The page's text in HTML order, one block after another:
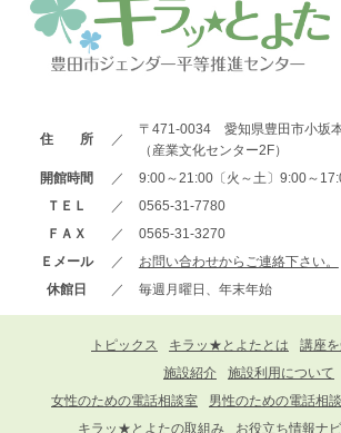
住 所 ／
〒471-0034 愛知県豊田市小坂
（産業文化センター2F）
開館時間
／
9:00～21:00〔火～土〕9:00～
ＴＥＬ
／
0565-31-7780
ＦＡＸ
／
0565-31-3270
Ｅメール
／
お問い合わせからご連絡下さい。
休館日
／ 毎週月曜日、年末年始
トピックス キラッ★とよたとは
講座
施設紹介
施設利用について
女性のための電話相談室
男性のための電話相
キラッ★とよたの取組み
お役立ち情報ナビ